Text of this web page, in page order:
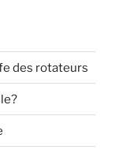
des rotateurs